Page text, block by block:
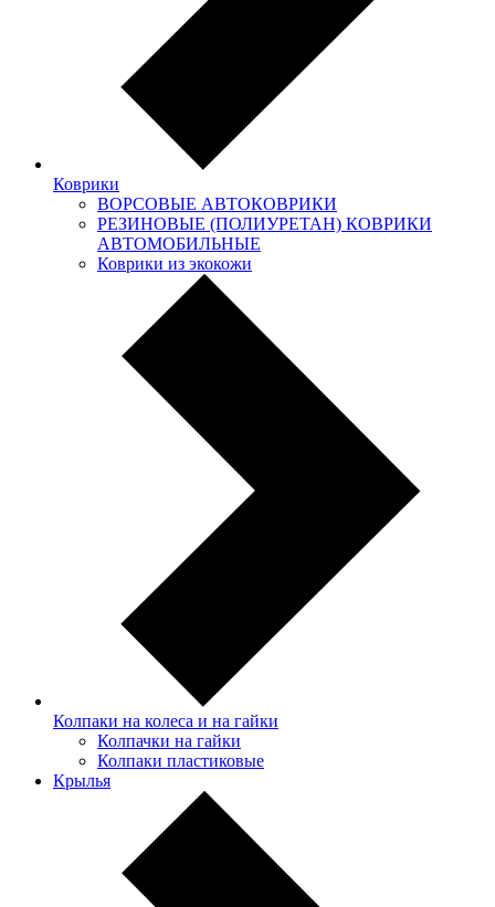
Коврики
ВОРСОВЫЕ АВТОКОВРИКИ
РЕЗИНОВЫЕ (ПОЛИУРЕТАН) КОВРИКИ
АВТОМОБИЛЬНЫЕ
Коврики из экокожи
Колпаки на колеса и на гайки
Колпачки на гайки
Колпаки пластиковые
Крылья